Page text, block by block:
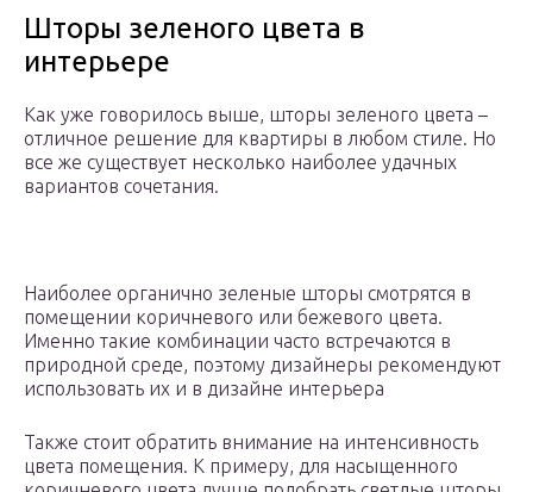
Шторы зеленого цвета в
интерьере
Как уже говорилось выше, шторы зеленого цвета –
отличное решение для квартиры в любом стиле. Но
все же существует несколько наиболее удачных
вариантов сочетания.
Наиболее органично зеленые шторы смотрятся в
помещении коричневого или бежевого цвета.
Именно такие комбинации часто встречаются в
природной среде, поэтому дизайнеры рекомендуют
использовать их и в дизайне интерьера
Также стоит обратить внимание на интенсивность
цвета помещения. К примеру, для насыщенного